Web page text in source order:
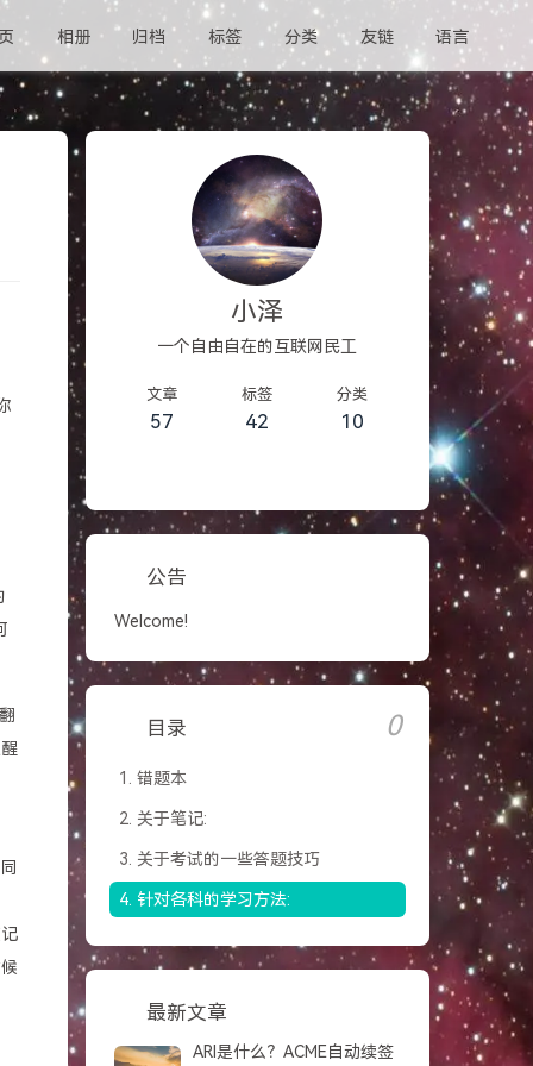
相册 归档 标签 分类 友链 语言
小泽
一个自由自在的互联网民工
文章
57
标签
42
分类
10
公告
Welcome!
目录 0
1. 错题本
2. 关于笔记:
3. 关于考试的一些答题技巧
4. 针对各科的学习方法:
最新文章
ARI是什么？ACME自动续签